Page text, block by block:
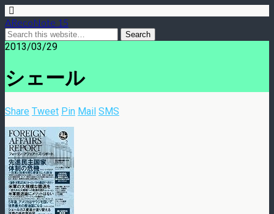
ARecoNote 15
2013/03/29
シェール
Share Tweet Pin Mail SMS